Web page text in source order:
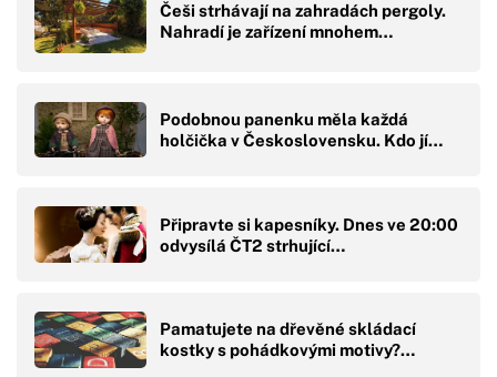
Češi strhávají na zahradách pergoly.
Nahradí je zařízení mnohem…
Podobnou panenku měla každá
holčička v Československu. Kdo jí…
Připravte si kapesníky. Dnes ve 20:00
odvysílá ČT2 strhující…
Pamatujete na dřevěné skládací
kostky s pohádkovými motivy?…